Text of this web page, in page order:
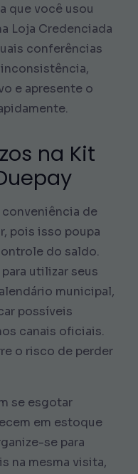
que você usou
Loja Credenciada
conferências
e apresente o
na Kit
conveniência de
pois isso poupa
do saldo.
utilizar seus
municipal,
possíveis
canais oficiais.
o risco de perder
se esgotar
em estoque
se para
na mesma visita,